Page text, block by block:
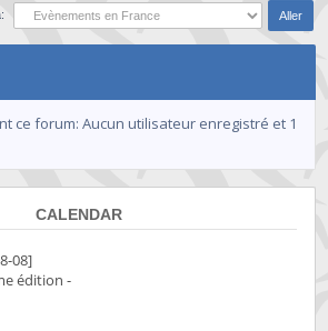
ce forum: Aucun utilisateur enregistré et 1
CALENDAR